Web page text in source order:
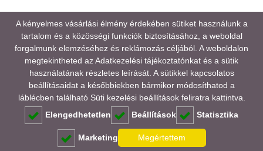
A médiatartalmainkban megjelenő színek eltérhetnek
a valóságtól, kijelző és monitor beállításaitól,
valamint a környezeti fényviszonyoktól függően.
GYAKORI KÉRDÉSEK (FAQ)
A kényelmes vásárlási élmény érdekében sütiket használunk a
tartalom és a közösségi funkciók biztosításához, a weboldal
forgalmunk elemzéséhez és reklámozás céljából. A weboldalon
megtekintheted azAdatkezelési tájékoztatónkat és a sütik
használatának részletes leírását. A sütikkel kapcsolatos
beállításaidat a későbbiekben bármikor módosíthatod a
láblécben található Süti kezelési beállítások feliratra kattintva.
Elengedhetetlen
Beállítások Statisztika
Marketing Megértettem